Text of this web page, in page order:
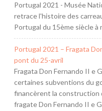
Portugal 2021 - Musée
retrace l'histoire des
Portugal du 15ème siècle à
Portugal 2021 – Fragata
pont du 25-avril
Fragata Don Fernando II e
certaines subventions du
financèrent la construction
fragate Don Fernando II e